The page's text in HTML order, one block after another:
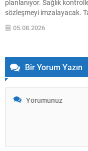
planlanıyor. Sağlık
sözleşmeyi imzalayacak.
uçakta Trabzonspor’un 61
sosyal medya hesabından
05.08.2026
Bir Yorum Yazın